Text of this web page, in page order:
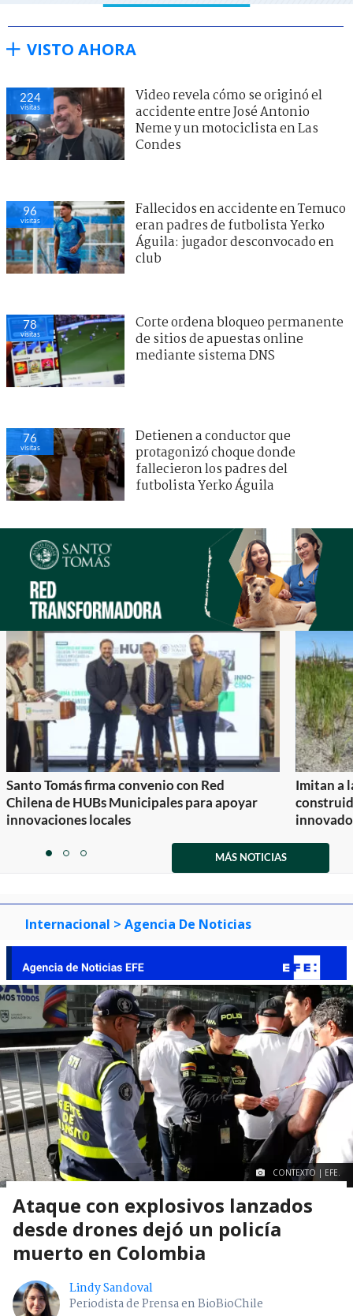
VISTO AHORA
224
visitas
Video revela cómo se originó el
accidente entre José Antonio
Neme y un motociclista en Las
Condes
96
visitas
Fallecidos en accidente en Temuco
eran padres de futbolista Yerko
Águila: jugador desconvocado en
club
78
visitas
Corte ordena bloqueo permanente
de sitios de apuestas online
mediante sistema DNS
76
visitas
Detienen a conductor que
protagonizó choque donde
fallecieron los padres del
futbolista Yerko Águila
Santo Tomás firma convenio con Red
Chilena de HUBs Municipales para apoyar
innovaciones locales
Imitan a
itemitemitem
MÁS NOTICIAS
Internacional > Agencia De Noticias
CONTEXTO | EFE.
Ataque con explosivos lanzados
desde drones dejó un policía
muerto en Colombia
Lindy Sandoval
Periodista de Prensa en BioBioChile